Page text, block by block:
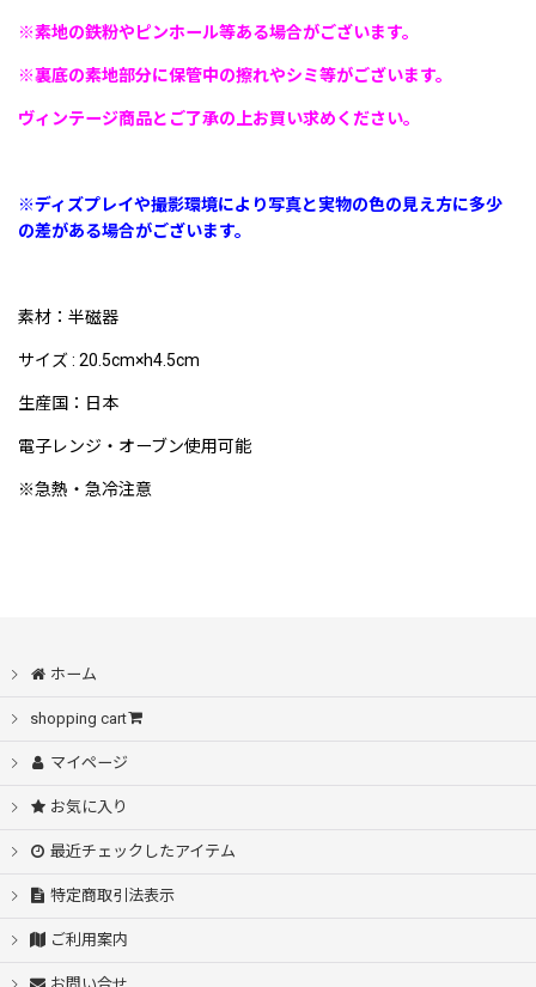
※素地の鉄粉やピンホール等ある場合がございます。
※裏底の素地部分に保管中の擦れやシミ等がございます。
ヴィンテージ商品とご了承の上お買い求めください。
※ディズプレイや撮影環境により写真と実物の色の見え方に多少
の差がある場合がございます。
素材：半磁器
サイズ : 20.5cm×h4.5cm
生産国：日本
電子レンジ・オーブン使用可能
※急熱・急冷注意
ホーム
shopping cart
マイページ
お気に入り
最近チェックしたアイテム
特定商取引法表示
ご利用案内